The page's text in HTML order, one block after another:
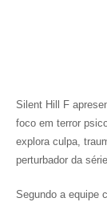
Silent Hill F
foco em terror
explora culpa,
perturbador da
Segundo a equipe